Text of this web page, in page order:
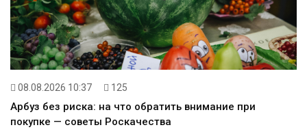
08.08.2026 10:37 125
Арбуз без риска: на что обратить внимание при
покупке — советы Роскачества